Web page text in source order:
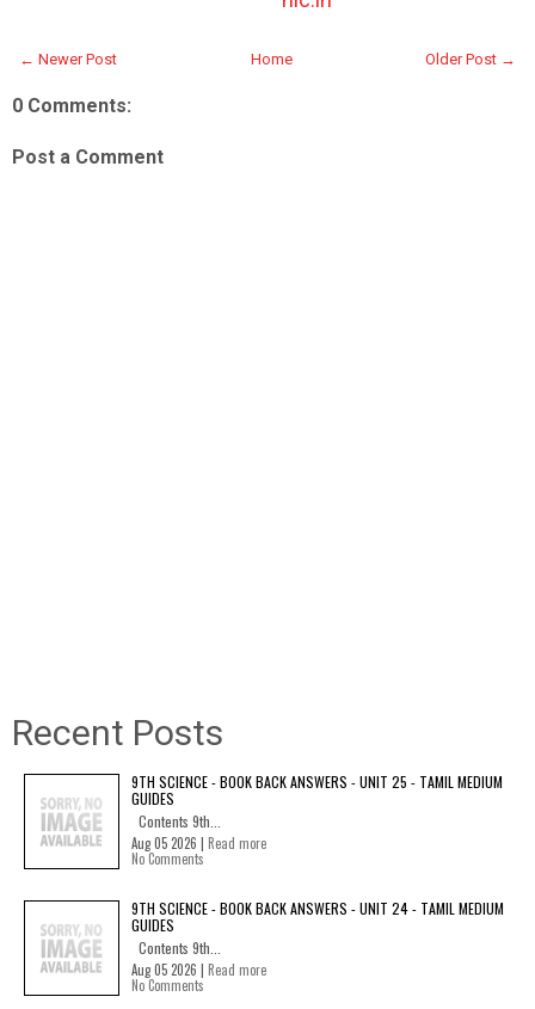
← Newer Post Older Post →
Home
0 Comments:
Post a Comment
Recent Posts
9TH SCIENCE - BOOK BACK ANSWERS - UNIT 25 - TAMIL MEDIUM
GUIDES
Contents 9th...
Aug 05 2026 | Read more
No Comments
9TH SCIENCE - BOOK BACK ANSWERS - UNIT 24 - TAMIL MEDIUM
GUIDES
Contents 9th...
Aug 05 2026 | Read more
No Comments